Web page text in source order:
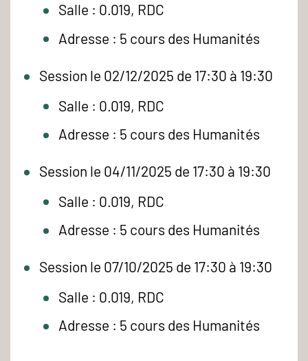
Salle : 0.019, RDC
Adresse : 5 cours des Humanités
Session le 02/12/2025 de 17:30 à 19:30
Salle : 0.019, RDC
Adresse : 5 cours des Humanités
Session le 04/11/2025 de 17:30 à 19:30
Salle : 0.019, RDC
Adresse : 5 cours des Humanités
Session le 07/10/2025 de 17:30 à 19:30
Salle : 0.019, RDC
Adresse : 5 cours des Humanités